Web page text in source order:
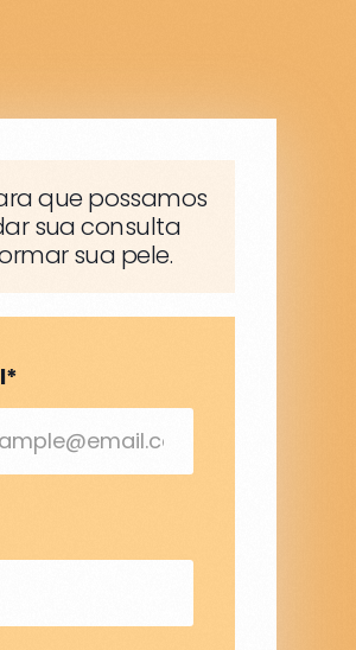
que possamos
sua consulta
sua pele.